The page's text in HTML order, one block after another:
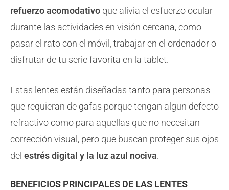
refuerzo acomodativo que alivia el esfuerzo ocular
durante las actividades en visión cercana, como
pasar el rato con el móvil, trabajar en el ordenador o
disfrutar de tu serie favorita en la tablet.
Estas lentes están diseñadas tanto para personas
que requieran de gafas porque tengan algun defecto
refractivo como para aquellas que no necesitan
corrección visual, pero que buscan proteger sus ojos
del estrés digital y la luz azul nociva.
BENEFICIOS PRINCIPALES DE LAS LENTES